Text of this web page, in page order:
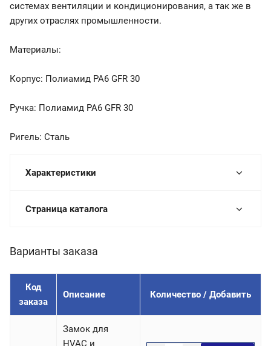
системах вентиляции и кондиционирования, а так же в
других отраслях промышленности.
Материалы:
Корпус: Полиамид PA6 GFR 30
Ручка: Полиамид PA6 GFR 30
Ригель: Сталь
Характеристики
Страница каталога
Варианты заказа
Код
заказа
Описание Количество / Добавить
Замок для
HVAC и